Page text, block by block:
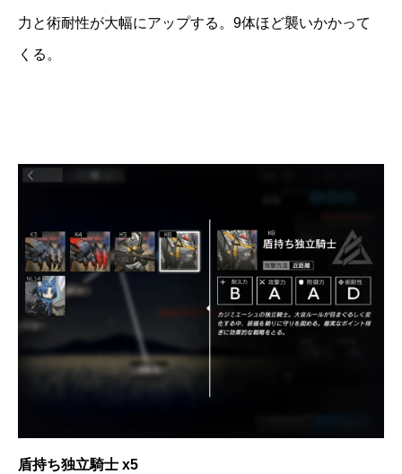
力と術耐性が大幅にアップする。9体ほど襲いかかって
くる。
盾持ち独立騎士 x5